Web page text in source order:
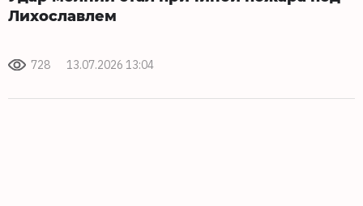
Лихославлем
728 13.07.2026 13:04